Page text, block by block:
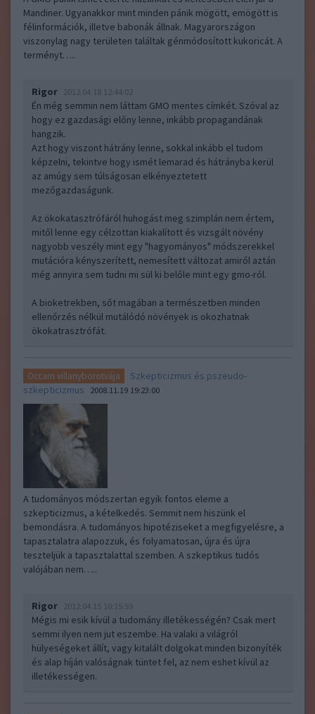
Mandiner. Ugyanakkor mint minden pánik mögött, emögött is
félinformációk, illetve babonák állnak. Magyarországon
viszonylag nagy területen találtak génmódosított kukoricát. A
terményt…..
Rigor 2012.04.18 12:44:02
Én még semmin nem láttam GMO mentes címkét. Szóval az
hogy ez gazdasági előny lenne, inkább propagandának
hangzik.
Azt hogy viszont hátrány lenne, sokkal inkább el tudom
képzelni, tekintve hogy ismét lemarad és hátrányba kerül
az amúgy sem túlságosan elkényeztetett
mezőgazdaságunk.
Az ökokatasztrófáról huhogást meg szimplán nem értem,
mitől lenne egy célzottan kiakalított és vizsgált növény
nagyobb veszély mint egy "hagyományos" módszerekkel
mutációra kényszerített, nemesített változat amiről aztán
még annyira sem tudni mi sül ki belőle mint egy gmo-ról.
A bioketrekben, sőt magában a természetben minden
ellenőrzés nélkül mutálódó növények is okozhatnak
ökokatrasztrófát.
Occam villanyborotvája
Szkepticizmus és pszeudo-
szkepticizmus
2008.11.19 19:23:00
A tudományos módszertan egyik fontos eleme a
szkepticizmus, a kételkedés. Semmit nem hiszünk el
bemondásra. A tudományos hipotéziseket a megfigyelésre, a
tapasztalatra alapozzuk, és folyamatosan, újra és újra
teszteljük a tapasztalattal szemben. A szkeptikus tudós
valójában nem…..
Rigor 2012.04.15 10:15:59
Mégis mi esik kívül a tudomány illetékességén? Csak mert
semmi ilyen nem jut eszembe. Ha valaki a világról
hülyeségeket állít, vagy kitalált dolgokat minden bizonyíték
és alap híján valóságnak tüntet fel, az nem eshet kívül az
illetékességen.